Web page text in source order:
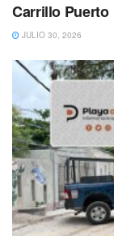
—
Carrillo Puerto
JULIO 30, 2026